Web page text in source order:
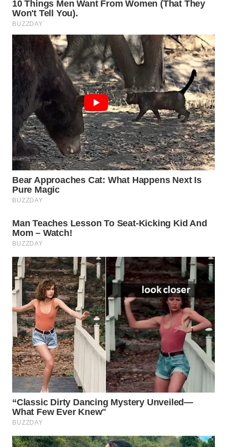
Wahana
Media
Group
WAHANA
NEWS
WAHANA
TANI
WAHANA
ADVOKAT
WAHANA
INFRASTRUKTUR
KONSUMEN
LISTRIK
WAHANA
TRAVEL
WAHANA
TV
WAHANANEWS
ID
WAHANANEWS
CO ID
WAHANANEWS